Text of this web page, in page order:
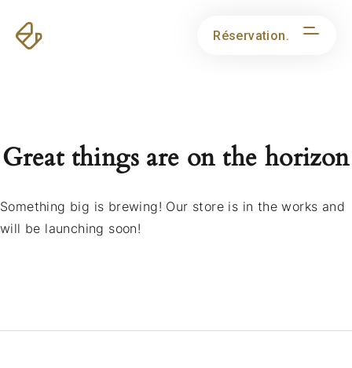
Réservation.
Great things are on the horizon
Something big is brewing! Our store is in the works and
will be launching soon!